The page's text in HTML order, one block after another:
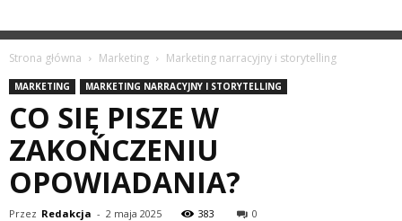
Strona główna Marketing Marketing narracyjny i storytelling
MARKETING MARKETING NARRACYJNY I STORYTELLING
CO SIĘ PISZE W
ZAKOŃCZENIU
OPOWIADANIA?
Przez Redakcja - 2 maja 2025 383 0